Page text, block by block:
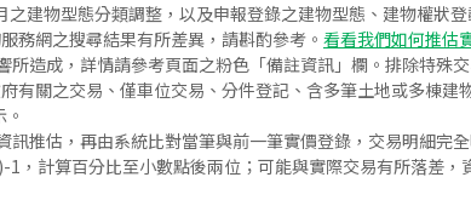
建物型態分類調整，以及申報登錄之建物型態、建物權狀
務網之搜尋結果有所差異，請斟酌參考。 看看我們如何推估
造成，詳情請參考頁面之粉色「備註資訊」欄。排除特殊
有關之交易、僅車位交易、分件登記、含多筆土地或多棟建
推估，再由系統比對當筆與前一筆實價登錄，交易明細完
，計算百分比至小數點後兩位；可能與實際交易有所落差，